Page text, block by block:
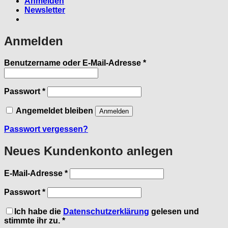
Newsletter
Anmelden
Benutzername oder E-Mail-Adresse *Erforderlich
Passwort *Erforderlich
Angemeldet bleiben Anmelden
Passwort vergessen?
Neues Kundenkonto anlegen
E-Mail-Adresse *Erforderlich
Passwort *Erforderlich
Ich habe die Datenschutzerklärung gelesen und
stimmte ihr zu. *